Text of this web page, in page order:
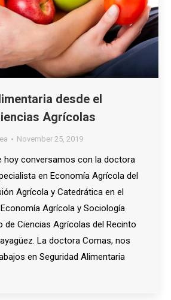
desde el
Agrícolas
November 25, 2019
hoy conversamos con la doctora
en Economía Agrícola del
Agrícola y Catedrática en el
Agrícola y Sociología
de Ciencias Agrícolas del Recinto
La doctora Comas, nos
en Seguridad Alimentaria